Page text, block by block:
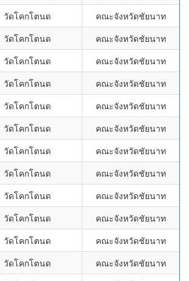
วัดโคกโตนด
คณะจังหวัดชัยนาท
วัดโคกโตนด
คณะจังหวัดชัยนาท
วัดโคกโตนด
คณะจังหวัดชัยนาท
วัดโคกโตนด
คณะจังหวัดชัยนาท
วัดโคกโตนด
คณะจังหวัดชัยนาท
วัดโคกโตนด
คณะจังหวัดชัยนาท
วัดโคกโตนด
คณะจังหวัดชัยนาท
วัดโคกโตนด
คณะจังหวัดชัยนาท
วัดโคกโตนด
คณะจังหวัดชัยนาท
วัดโคกโตนด
คณะจังหวัดชัยนาท
วัดโคกโตนด
คณะจังหวัดชัยนาท
วัดโคกโตนด
คณะจังหวัดชัยนาท